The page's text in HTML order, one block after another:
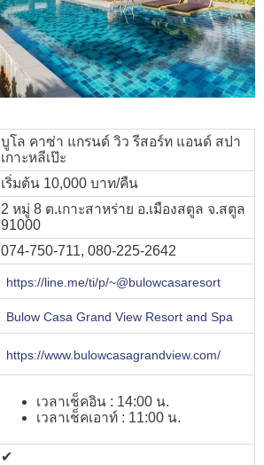
บูโล คาซ่า แกรนด์ วิว รีสอร์ท แอนด์ สปา
เกาะหลีเป๊ะ
เริ่มต้น 10,000 บาท/คืน
2 หมู่ 8 ต.เกาะสาหร่าย อ.เมืองสตูล จ.สตูล
91000
074-750-711, 080-225-2642
https://line.me/ti/p/~@bulowcasaresort
Bulow Casa Grand View Resort and Spa
https://www.bulowcasagrandview.com/
เวลาเช็คอิน : 14:00 น.
เวลาเช็คเอาท์ : 11:00 น.
✔︎